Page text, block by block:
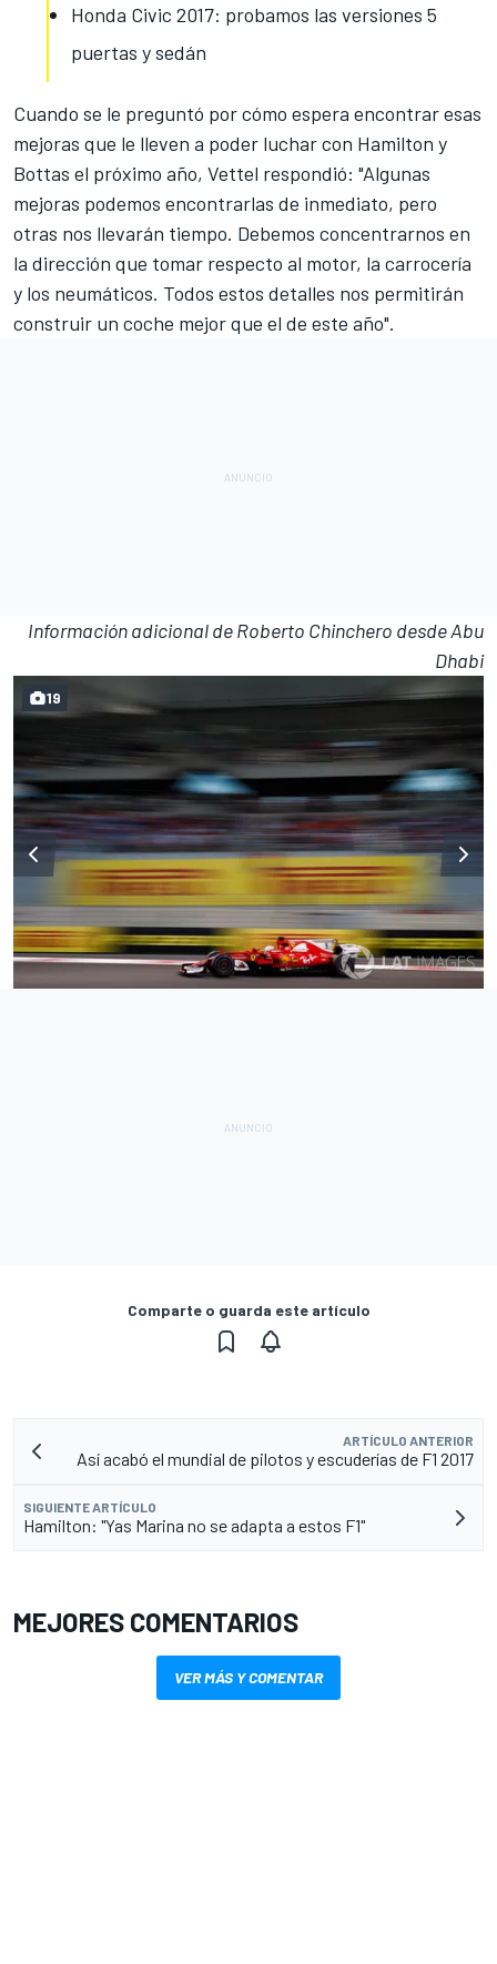
Honda Civic 2017: probamos las versiones 5
puertas y sedán
Cuando se le preguntó por cómo espera encontrar esas
mejoras que le lleven a poder luchar con Hamilton y
Bottas el próximo año, Vettel respondió: "Algunas
mejoras podemos encontrarlas de inmediato, pero
otras nos llevarán tiempo. Debemos concentrarnos en
la dirección que tomar respecto al motor, la carrocería
y los neumáticos. Todos estos detalles nos permitirán
construir un coche mejor que el de este año".
Información adicional de Roberto Chinchero desde Abu
Dhabi
19
Comparte o guarda este artículo
ARTÍCULO ANTERIOR
Así acabó el mundial de pilotos y escuderías de F1 2017
SIGUIENTE ARTÍCULO
Hamilton: "Yas Marina no se adapta a estos F1"
MEJORES COMENTARIOS
VER MÁS Y COMENTAR